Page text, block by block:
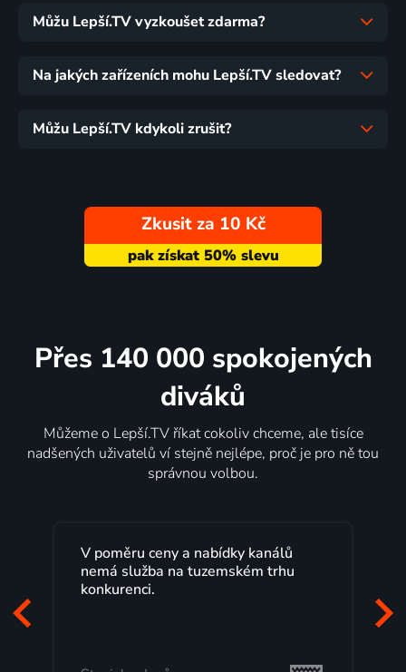
Můžu Lepší.TV vyzkoušet zdarma?
Na jakých zařízeních mohu Lepší.TV sledovat?
Můžu Lepší.TV kdykoli zrušit?
Zkusit za 10 Kč
Přes 140 000 spokojených
diváků
Můžeme o Lepší.TV říkat cokoliv chceme, ale tisíce
nadšených uživatelů ví stejně nejlépe, proč je pro ně tou
správnou volbou.
Lepší.TV sleduji už několik let s
maximální spokojeností. Velký výběr
začátek programu, to je přesně to, co